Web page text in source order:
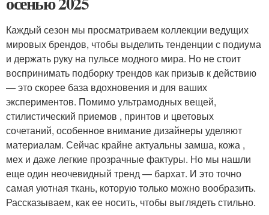
Каждый сезон мы просматриваем коллекции ведущих
мировых брендов, чтобы выделить тенденции с подиума
и держать руку на пульсе модного мира. Но не стоит
воспринимать подборку трендов как призыв к действию
— это скорее база вдохновения и для ваших
экспериментов. Помимо ультрамодных вещей,
стилистический приемов , принтов и цветовых
сочетаний, особенное внимание дизайнеры уделяют
материалам. Сейчас крайне актуальны замша, кожа ,
мех и даже легкие прозрачные фактуры. Но мы нашли
еще один неочевидный тренд — бархат. И это точно
самая уютная ткань, которую только можно вообразить.
Рассказываем, как ее носить, чтобы выглядеть стильно.